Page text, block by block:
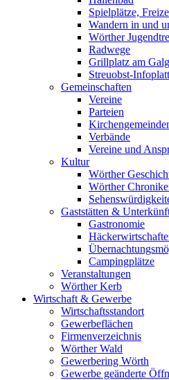
Spielplätze,
Wandern in und
Wörther
Radwege
Grillplatz am
Streuobst-
Gemeinschaften
Vereine
Parteien
Verbände
Vereine und
Kultur
Wörther
Wörther
Gaststätten &
Gastronomie
Campingplätze
Veranstaltungen
Wörther Kerb
Wirtschaft & Gewerbe
Wirtschaftsstandort
Gewerbeflächen
Firmenverzeichnis
Wörther Wald
Gewerbering Wörth
Gewerbe geänderte